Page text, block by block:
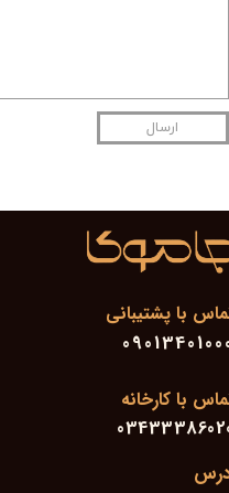
ارسال
با پشتیبانی
با کارخانه